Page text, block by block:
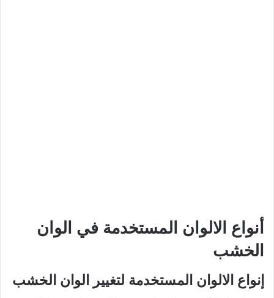
أنواع الالوان المستخدمة في الوان
الخشب
إنواع الالوان المستخدمة لتغيير الوان الخشب